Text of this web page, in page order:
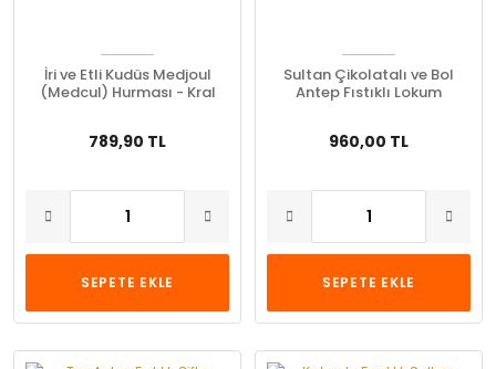
İri ve Etli Kudüs Medjoul
(Medcul) Hurması - Kral
789,90 TL
SEPETE EKLE
Sultan Çikolatalı ve Bol
Antep Fıstıklı Lokum
960,00 TL
SEPETE EKLE